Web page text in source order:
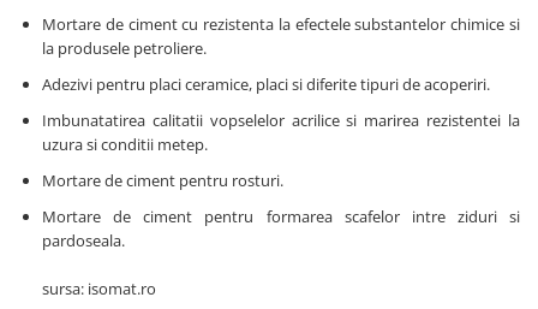
Mortare de ciment cu rezistenta la efectele substantelor chimice si
la produsele petroliere.
Adezivi pentru placi ceramice, placi si diferite tipuri de acoperiri.
Imbunatatirea calitatii vopselelor acrilice si marirea rezistentei la
uzura si conditii metep.
Mortare de ciment pentru rosturi.
Mortare de ciment pentru formarea scafelor intre ziduri si
pardoseala.
sursa: isomat.ro